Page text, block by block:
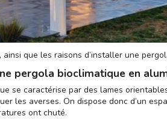
ainsi que les raisons d’installer une
pergola bioclimatique en
se caractérise par des lames
les averses. On dispose donc d’un
ont chuté.